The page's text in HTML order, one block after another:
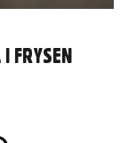
FRYSEN